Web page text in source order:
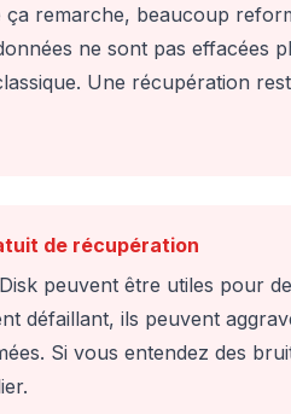
remarche, beaucoup
ne sont pas effacées
Une récupération
de récupération
peuvent être utiles pour
défaillant, ils peuvent
Si vous entendez des